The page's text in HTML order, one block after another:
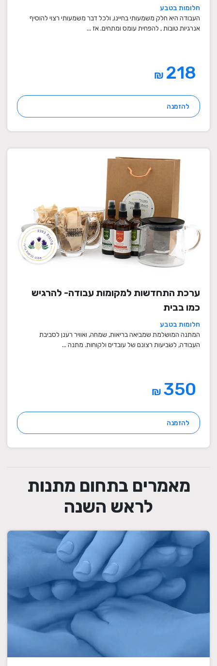
חלומות בטבע
העבודה היא חלק משמעותי בחיינו, ולכל דבר משמעותי רצוי להוסיף
אנרגיות טובות , להפחית עומס ומתחים. אז ...
₪
להזמנה
ערכת התחדשות למקומות עבודה- להרגיש
כמו בבית
חלומות בטבע
המתנה המושלמת שמביאה בריאות, שמחה, ואוויר רענן לסביבת
העבודה, לשביעות רצונם של עובדים ולקוחות. מתנה ...
₪
להזמנה
מאמרים בתחום מתנות
לראש השנה